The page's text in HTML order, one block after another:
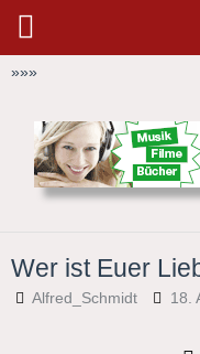
»»»
Wer ist Euer
Alfred_Schmidt 18.